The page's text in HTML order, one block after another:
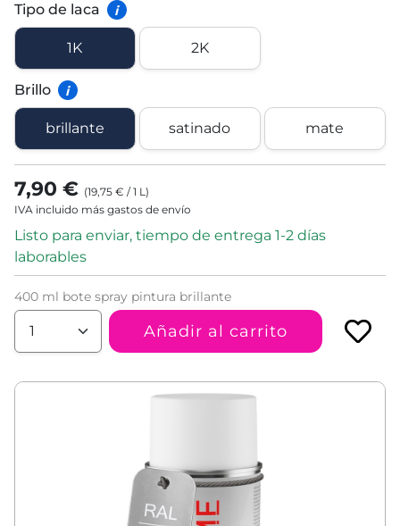
Tipo de laca i
1K 2K
Brillo i
brillante satinado mate
7,90 € (19,75 € /1 L )
IVA incluido más gastos de envío
Listo para enviar, tiempo de entrega 1-2 días
laborables
400 ml bote spray pintura brillante
Añadir al carrito